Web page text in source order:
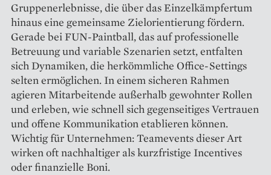
Gruppenerlebnisse, die über das Einzelkämpfertum
hinaus eine gemeinsame Zielorientierung fördern.
Gerade bei FUN-Paintball, das auf professionelle
Betreuung und variable Szenarien setzt, entfalten
sich Dynamiken, die herkömmliche Office-Settings
selten ermöglichen. In einem sicheren Rahmen
agieren Mitarbeitende außerhalb gewohnter Rollen
und erleben, wie schnell sich gegenseitiges Vertrauen
und offene Kommunikation etablieren können.
Wichtig für Unternehmen: Teamevents dieser Art
wirken oft nachhaltiger als kurzfristige Incentives
oder finanzielle Boni.